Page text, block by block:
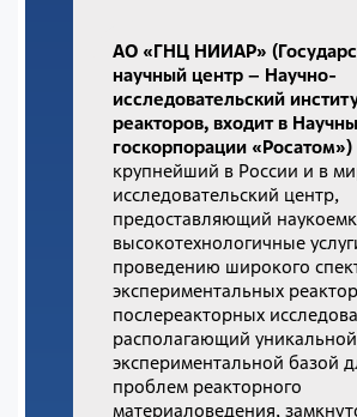
АО «ГНЦ НИИАР»
научный центр – Научно-
исследовательский
реакторов, входит в
госкорпорации «Росатом»)
крупнейший в России и в
исследовательский центр,
предоставляющий
высокотехнологичные
проведению широкого
экспериментальных
послереакторных
располагающий уникальной
экспериментальной базой
проблем реакторного
материаловедения,